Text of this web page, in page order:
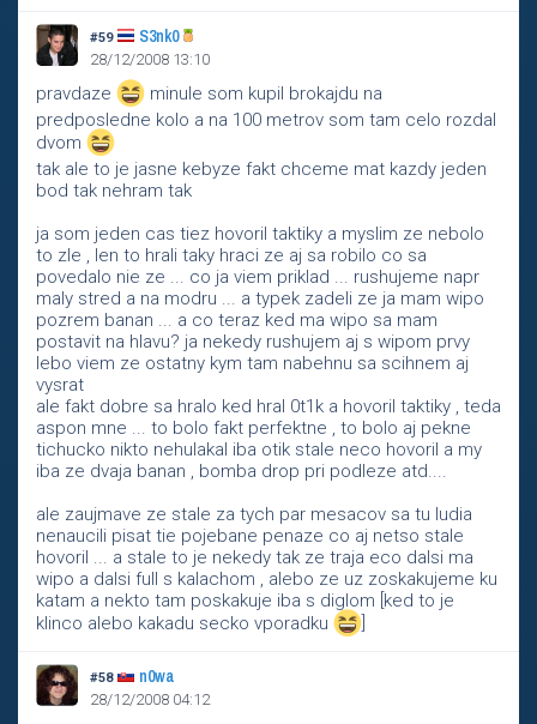
#59 S3nk0
28/12/2008 13:10
pravdaze
minule som kupil brokajdu na
predposledne kolo a na 100 metrov som tam celo rozdal
dvom
tak ale to je jasne kebyze fakt chceme mat kazdy jeden
bod tak nehram tak
ja som jeden cas tiez hovoril taktiky a myslim ze nebolo
to zle , len to hrali taky hraci ze aj sa robilo co sa
povedalo nie ze ... co ja viem priklad ... rushujeme napr
maly stred a na modru ... a typek zadeli ze ja mam wipo
pozrem banan ... a co teraz ked ma wipo sa mam
postavit na hlavu? ja nekedy rushujem aj s wipom prvy
lebo viem ze ostatny kym tam nabehnu sa scihnem aj
vysrat
ale fakt dobre sa hralo ked hral 0t1k a hovoril taktiky , teda
aspon mne ... to bolo fakt perfektne , to bolo aj pekne
tichucko nikto nehulakal iba otik stale neco hovoril a my
iba ze dvaja banan , bomba drop pri podleze atd....
ale zaujmave ze stale za tych par mesacov sa tu ludia
nenaucili pisat tie pojebane penaze co aj netso stale
hovoril ... a stale to je nekedy tak ze traja eco dalsi ma
wipo a dalsi full s kalachom , alebo ze uz zoskakujeme ku
katam a nekto tam poskakuje iba s diglom [ked to je
klinco alebo kakadu secko vporadku
#58 n0wa
28/12/2008 04:12